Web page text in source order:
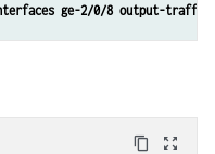
ge-2/0/8 output-
content_copy zoom_out_map